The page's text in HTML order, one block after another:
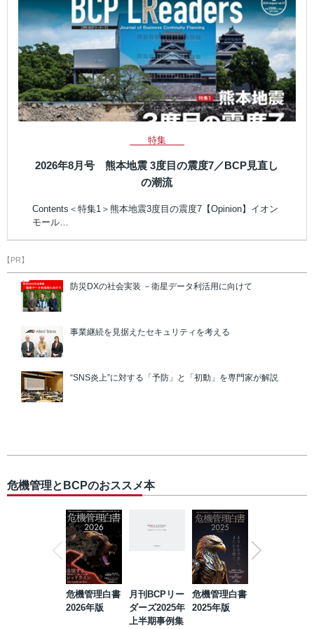
特集
2026年8月号 熊本地震 3度目の震度7／BCP見直し
の潮流
Contents＜特集1＞熊本地震3度目の震度7【Opinion】イオン
モール…
【PR】
防災DXの社会実装 －衛星データ利活用に向けて
事業継続を見据えたセキュリティを考える
“SNS炎上”に対する「予防」と「初動」を専門家が解説
危機管理とBCPのおススメ本
危機管理白書
2026年版
月刊BCPリー
ダーズ2025年
上半期事例集
危機管理白書
2025年版